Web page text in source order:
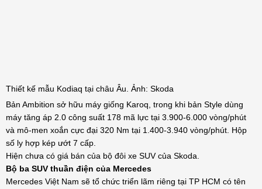
Thiết kế mẫu Kodiaq tại châu Âu. Ảnh: Skoda
Bản Ambition sở hữu máy giống Karoq, trong khi bản Style dùng
máy tăng áp 2.0 công suất 178 mã lực tại 3.900-6.000 vòng/phút
và mô-men xoắn cực đại 320 Nm tại 1.400-3.940 vòng/phút. Hộp
số ly hợp kép ướt 7 cấp.
Hiện chưa có giá bán của bộ đôi xe SUV của Skoda.
Bộ ba SUV thuần điện của Mercedes
Mercedes Việt Nam sẽ tổ chức triển lãm riêng tại TP HCM có tên